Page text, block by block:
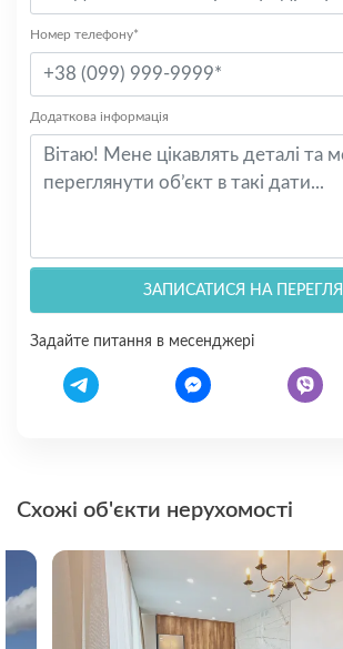
Номер телефону*
Додаткова інформація
ЗАПИСАТИСЯ НА
Задайте питання в месенджері
Схожі об'єкти нерухомості